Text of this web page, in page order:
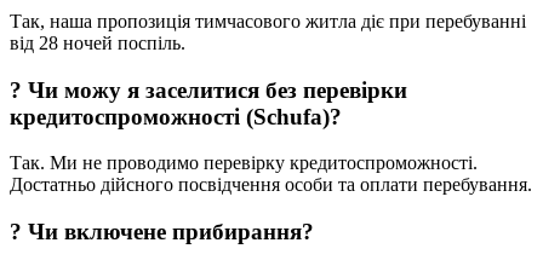
Так, наша пропозиція тимчасового житла діє при перебуванні
від 28 ночей поспіль.
? Чи можу я заселитися без перевірки
кредитоспроможності (Schufa)?
Так. Ми не проводимо перевірку кредитоспроможності.
Достатньо дійсного посвідчення особи та оплати перебування.
? Чи включене прибирання?